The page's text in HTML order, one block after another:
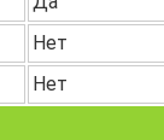
Нет
Нет